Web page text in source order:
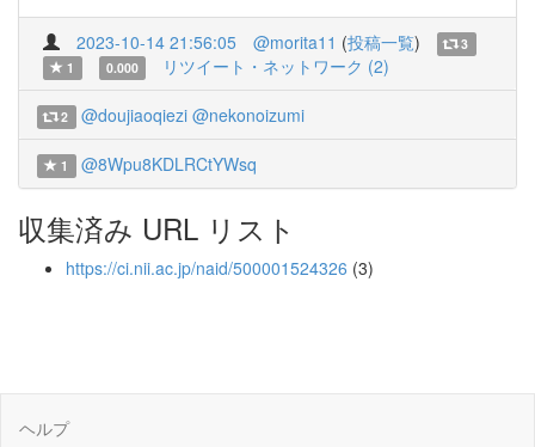
2023-10-14 21:56:05 @morita11 (投稿一覧)
3
1
0.000 リツイート・ネットワーク (2)
2 @doujiaoqiezi @nekonoizumi
1 @8Wpu8KDLRCtYWsq
収集済み URL リスト
https://ci.nii.ac.jp/naid/500001524326 (3)
ヘルプ